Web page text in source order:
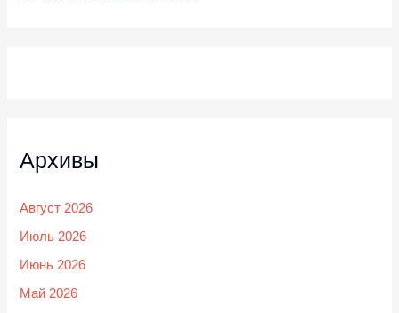
Архивы
Август 2026
Июль 2026
Июнь 2026
Май 2026